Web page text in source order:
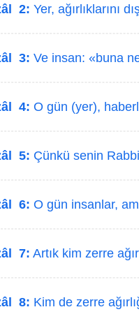
2: Yer, ağırlıklarını
3: Ve insan: «buna
4: O gün (yer),
5: Çünkü senin
6: O gün insanlar,
7: Artık kim zerre
8: Kim de zerre